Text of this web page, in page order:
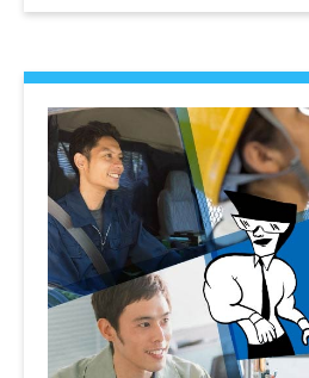
46時間を超える時間
支給
※マイカー通勤可：無
※36協定における特別
び突発的な発注があ
回）、1年360時間まで)
情報公開日
時間外手当あり
休日手当)
加入保険等
社会保険完備（雇用
マイカー通勤